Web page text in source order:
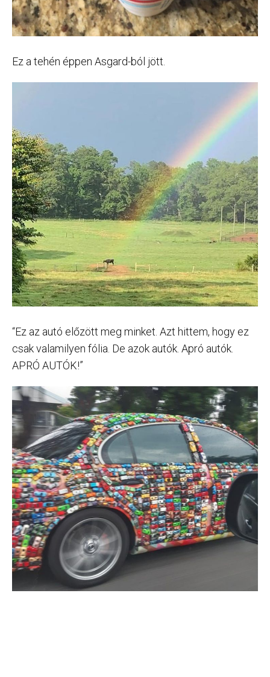
Ez a tehén éppen Asgard-ból jött.
“Ez az autó előzött meg minket. Azt hittem, hogy ez
csak valamilyen fólia. De azok autók. Apró autók.
APRÓ AUTÓK!”